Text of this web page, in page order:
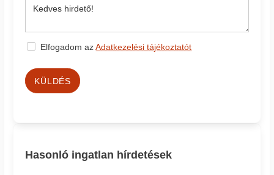
Elfogadom azAdatkezelési tájékoztatót
KÜLDÉS
Hasonló ingatlan hírdetések